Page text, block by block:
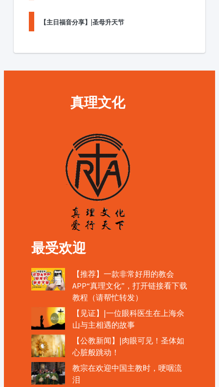
【主日福音分享】|圣母升天节
真理文化
最受欢迎
【推荐】一款非常好用的教会
APP“真理文化”，打开链接看下载
教程（请帮忙转发）
【见证】|一位眼科医生在上海佘
山与主相遇的故事
【公教新闻】|肉眼可见！圣体如
心脏般跳动！
教宗在欢迎中国主教时，哽咽流
泪